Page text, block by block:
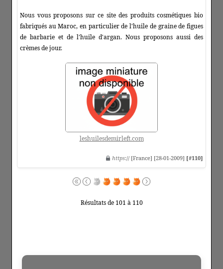
Nous vous proposons sur ce site des produits cosmétiques bio
fabriqués au Maroc, en particulier de l'huile de graine de figues
de barbarie et de l'huile d'argan. Nous proposons aussi des
crèmes de jour.
leshuilesdemirleft.com
https:// [France] [28-01-2009] [#110]
Résultats de 101 à 110